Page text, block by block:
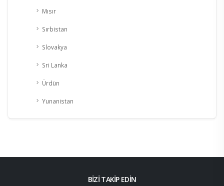
Mısır
Sırbistan
Slovakya
Sri Lanka
Ürdün
Yunanistan
BİZİ TAKİP EDİN